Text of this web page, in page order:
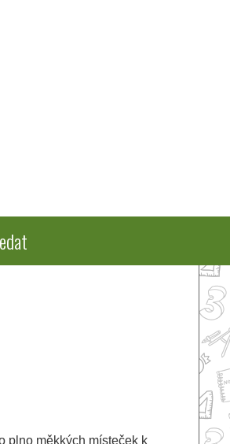
plno měkkých místeček k